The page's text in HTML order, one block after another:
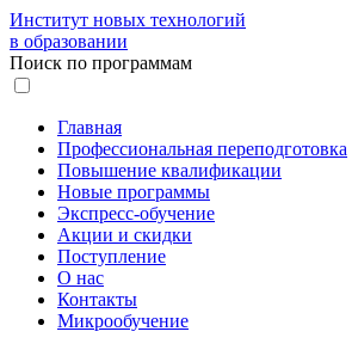
Институт новых технологий
в образовании
Поиск по программам
Главная
Профессиональная переподготовка
Повышение квалификации
Новые программы
Экспресс-обучение
Акции и скидки
Поступление
О нас
Контакты
Микрообучение